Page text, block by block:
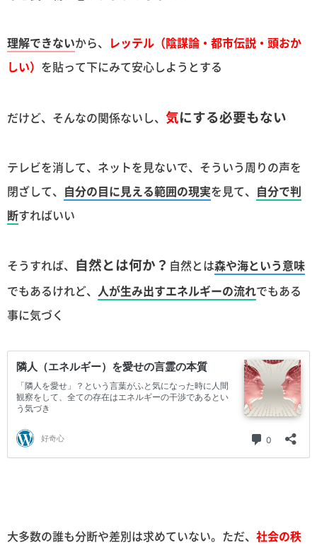
理解できないから、 レッテル（陰謀論・都市伝説・頭おか
しい） を貼って下にみて安心しようとする
だけど、そんなの関係ないし、 気にする必要もない
テレビを消して、ネットを見ないで、そういう周りの声を
閉ざして、 自分の目に見える範囲の現実を見て、 自分で判
断すればいい
そうすれば、 自然とは何か？ 自然とは森や海という意味
でもあるけれど、 人が生み出すエネルギーの流れでもある
事に気づく
大多数の誰も分断や差別は求めていない。ただ、 社会の秩